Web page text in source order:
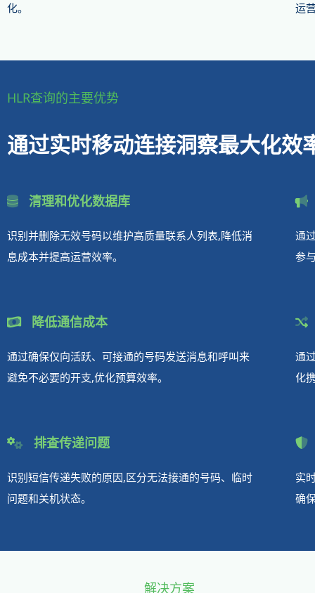
化。
运
HLR查询的主要优势
通过实时移动连接洞察最大化效
清理和优化数据库
识别并删除无效号码以维护高质量联系人列表,降低消
息成本并提高运营效率。
通
参
降低通信成本
通过确保仅向活跃、可接通的号码发送消息和呼叫来
避免不必要的开支,优化预算效率。
通
化
排查传递问题
识别短信传递失败的原因,区分无法接通的号码、临时
问题和关机状态。
实
确
解决方案